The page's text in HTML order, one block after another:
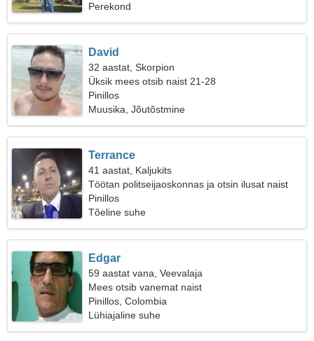
Perekond
David
32 aastat, Skorpion
Üksik mees otsib naist 21-28
Pinillos
Muusika, Jõutõstmine
Terrance
41 aastat, Kaljukits
Töötan politseijaoskonnas ja otsin ilusat naist
Pinillos
Tõeline suhe
Edgar
59 aastat vana, Veevalaja
Mees otsib vanemat naist
Pinillos, Colombia
Lühiajaline suhe